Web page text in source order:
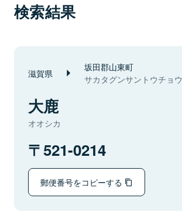
検索結果
滋賀県 坂田郡山東町
サカタグンサントウチョウ
大鹿
オオシカ
521-0214
郵便番号をコピーする